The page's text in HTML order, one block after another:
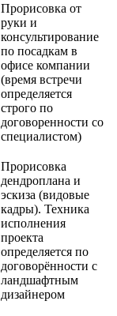
Прорисовка от
руки и
консультирование
по посадкам в
офисе компании
(время встречи
определяется
строго по
договоренности со
специалистом)
Прорисовка
дендроплана и
эскиза (видовые
кадры). Техника
исполнения
проекта
определяется по
договорённости с
ландшафтным
дизайнером